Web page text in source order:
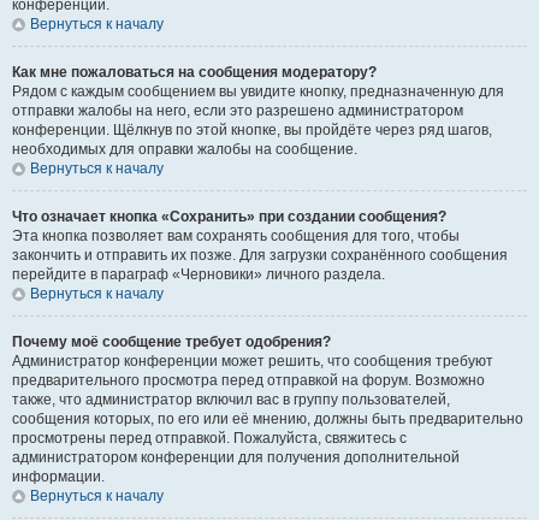
конференции.
Вернуться к началу
Как мне пожаловаться на сообщения модератору?
Рядом с каждым сообщением вы увидите кнопку, предназначенную для
отправки жалобы на него, если это разрешено администратором
конференции. Щёлкнув по этой кнопке, вы пройдёте через ряд шагов,
необходимых для оправки жалобы на сообщение.
Вернуться к началу
Что означает кнопка «Сохранить» при создании сообщения?
Эта кнопка позволяет вам сохранять сообщения для того, чтобы
закончить и отправить их позже. Для загрузки сохранённого сообщения
перейдите в параграф «Черновики» личного раздела.
Вернуться к началу
Почему моё сообщение требует одобрения?
Администратор конференции может решить, что сообщения требуют
предварительного просмотра перед отправкой на форум. Возможно
также, что администратор включил вас в группу пользователей,
сообщения которых, по его или её мнению, должны быть предварительно
просмотрены перед отправкой. Пожалуйста, свяжитесь с
администратором конференции для получения дополнительной
информации.
Вернуться к началу